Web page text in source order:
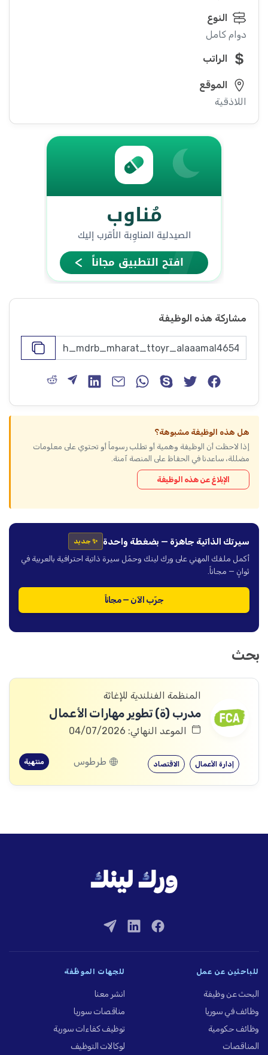
النوع
دوام كامل
الراتب
الموقع
اللاذقية
مشاركة هذه الوظيفة
هل هذه الوظيفة مشبوهة؟
إذا لاحظت أن الوظيفة وهمية أو تطلب رسوماً أو تحتوي على معلومات
مضللة، ساعدنا في الحفاظ على المنصة آمنة.
الإبلاغ عن هذه الوظيفة
سيرتك الذاتية جاهزة — بضغطة واحدة ✨ جديد
أكمل ملفك المهني على ورك لينك وحمّل سيرة ذاتية احترافية بالعربية في
ثوانٍ — مجاناً.
جرّب الآن — مجاناً
بحث
المنظمة الفنلندية للإغاثة
مدرب (ة) تطوير مهارات الأعمال
الموعد النهائي: 04/07/2026
الاقتصاد إدارة الأعمال طرطوس منتهية
للباحثين عن عمل
البحث عن وظيفة
وظائف في سوريا
وظائف حكومية
المناقصات
للجهات الموظِّفة
انشر معنا
مناقصات سوريا
توظيف كفاءات سورية
لوكالات التوظيف